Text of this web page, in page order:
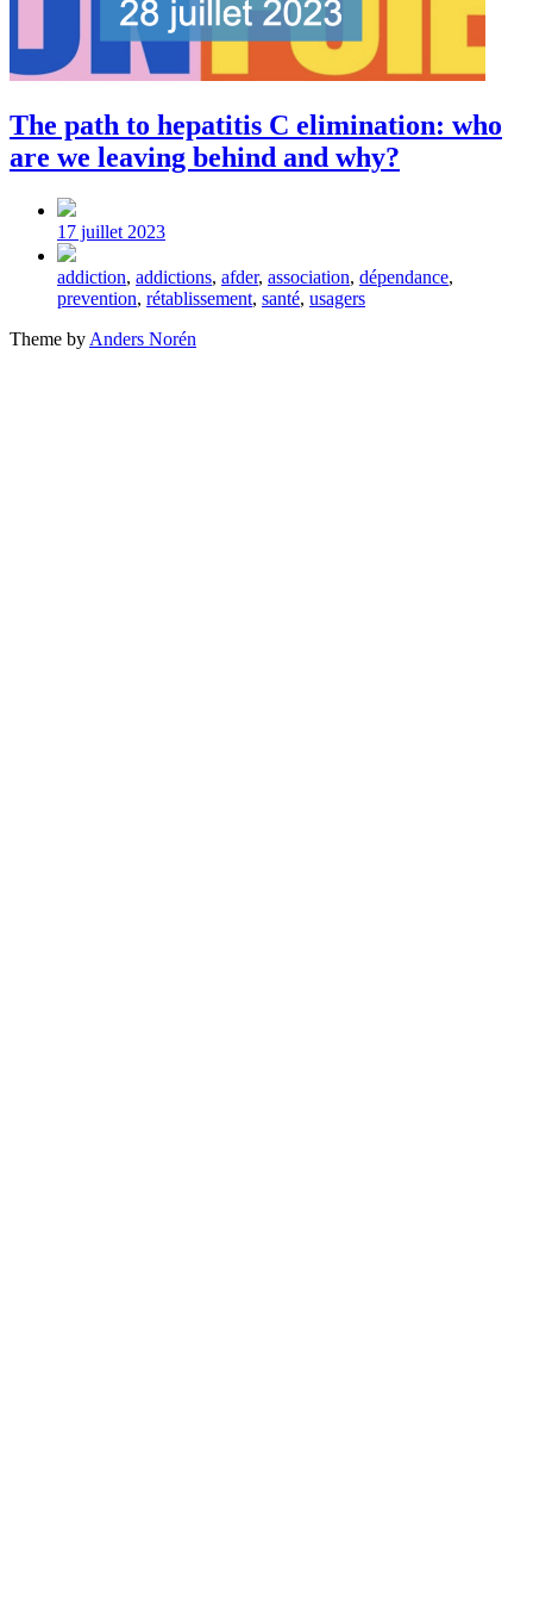
The path to hepatitis C elimination: who
are we leaving behind and why?
Post
date
17 juillet 2023
Tagged
with
addiction, addictions, afder, association, dépendance,
prevention, rétablissement, santé, usagers
Theme by Anders Norén